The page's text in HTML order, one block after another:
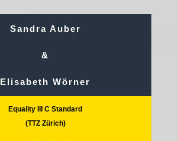
Sandra Auber
&
Elisabeth Wörner
Equality III C Standard
(TTZ Zürich)